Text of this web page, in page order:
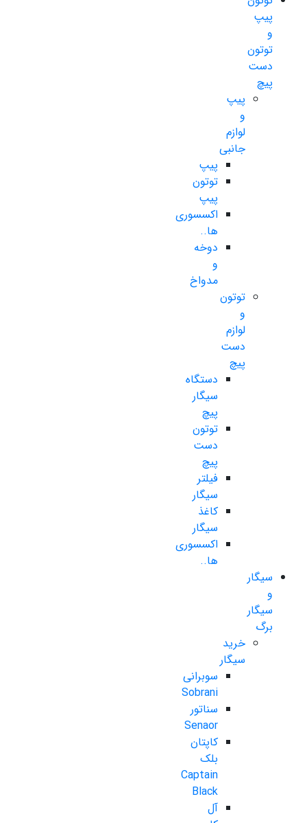
پیپ
و
توتون
دست
پیچ
پیپ
و
لوازم
جانبی
پیپ
توتون
پیپ
اکسسوری
ها..
دوخه
و
مدواخ
توتون
و
لوازم
دست
پیچ
دستگاه
سیگار
پیچ
توتون
دست
پیچ
فیلتر
سیگار
کاغذ
سیگار
اکسسوری
ها..
سیگار
و
سیگار
برگ
خرید
سیگار
سوبرانی
Sobrani
سناتور
Senaor
کاپتان
بلک
Captain
Black
آل